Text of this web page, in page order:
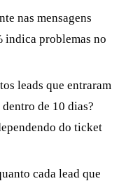
nas mensagens
indica problemas no
leads que entraram
de 10 dias?
do ticket
cada lead que